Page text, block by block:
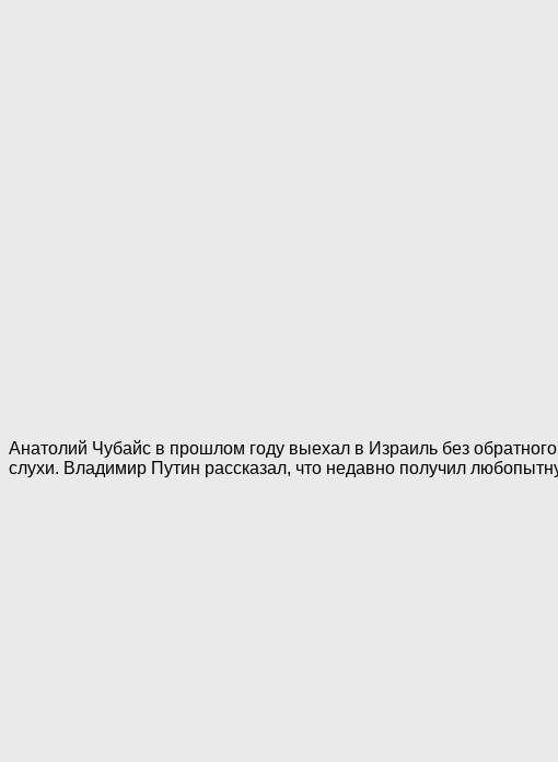
Анатолий Чубайс в прошлом году выехал в Израиль без
слухи. Владимир Путин рассказал, что недавно получил